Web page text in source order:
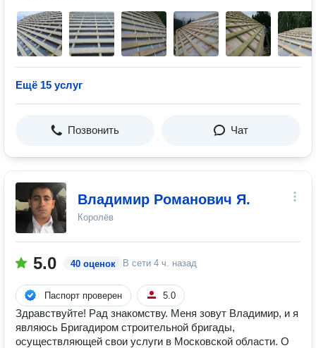
Ещё 15 услуг
Позвонить Чат
Владимир Романович Я.
Королёв
5.0 40 оценок В сети 4 ч. назад
Паспорт проверен 5.0
Здравствуйте! Рад знакомству. Меня зовут Владимир, и я
являюсь Бригадиром строительной бригады,
осуществляющей свои услуги в Московской области. О